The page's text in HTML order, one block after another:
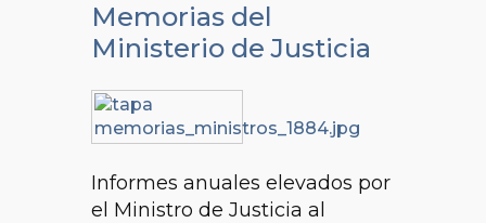
Memorias del
Ministerio de Justicia
Informes anuales elevados por
el Ministro de Justicia al